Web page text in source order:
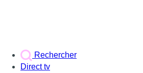
Rechercher
Direct tv